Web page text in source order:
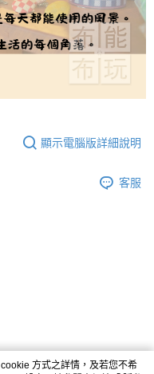
顯示電腦版詳細說明
客服
方式之詳情，及若您不希